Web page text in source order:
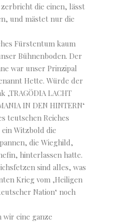
die einen, lässt
und mästet nur die
Fürstentum kaum
Bühnenboden. Der
war unser Prinzipal
Hette. Würde der
‚TRAGÖDIA LACHT
IN DEN HINTERN‘
teutschen Reiches
Witzbold die
die Wieghild,
hinterlassen hatte.
sind alles, was
Krieg vom ‚Heiligen
Nation‘ noch
eine ganze